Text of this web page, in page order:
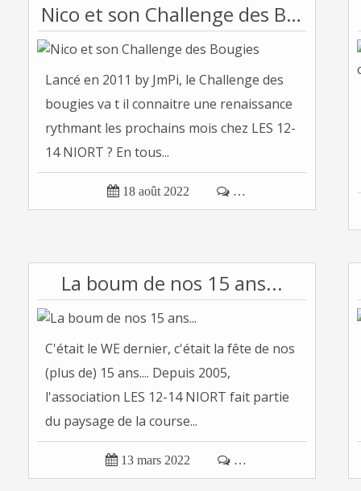
Nico et son Challenge des Bougies
Lancé en 2011 by JmPi, le Challenge des
bougies va t il connaitre une renaissance
rythmant les prochains mois chez LES 12-
14 NIORT ? En tous...
 18 août 2022  …
La boum de nos 15 ans...
C'était le WE dernier, c'était la fête de nos
(plus de) 15 ans.... Depuis 2005,
l'association LES 12-14 NIORT fait partie
du paysage de la course...
 13 mars 2022  …